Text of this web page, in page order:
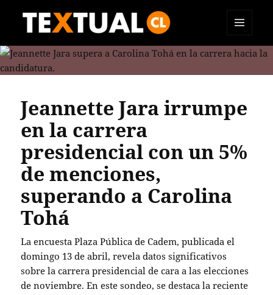
TEXTUAL
Y
Jeannette Jara irrumpe
en la carrera
presidencial con un 5%
de menciones,
superando a Carolina
Tohá
La encuesta Plaza Pública de Cadem, publicada el
domingo 13 de abril, revela datos significativos
sobre la carrera presidencial de cara a las elecciones
de noviembre. En este sondeo, se destaca la reciente